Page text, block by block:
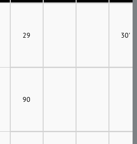
29 30'
90